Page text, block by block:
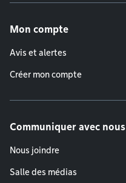
Mon compte
Avis et alertes
Créer mon compte
Communiquer avec nous
Nous joindre
Salle des médias